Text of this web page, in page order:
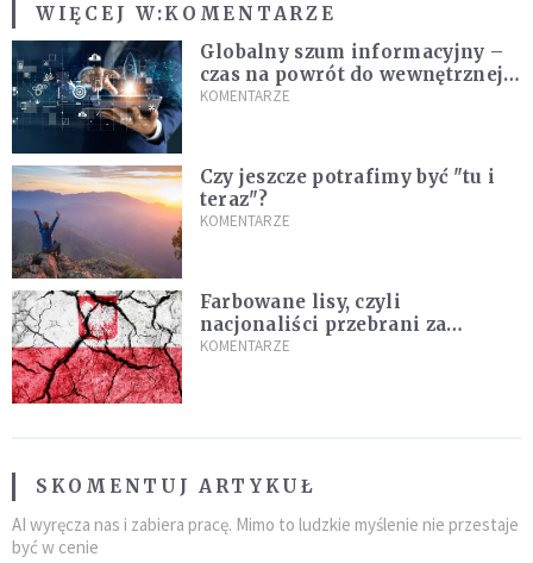
WIĘCEJ W:KOMENTARZE
Globalny szum informacyjny –
czas na powrót do wewnętrznej
prawdy
KOMENTARZE
Czy jeszcze potrafimy być "tu i
teraz"?
KOMENTARZE
Farbowane lisy, czyli
nacjonaliści przebrani za
chrześcijan
KOMENTARZE
SKOMENTUJ ARTYKUŁ
AI wyręcza nas i zabiera pracę. Mimo to ludzkie myślenie nie przestaje
być w cenie